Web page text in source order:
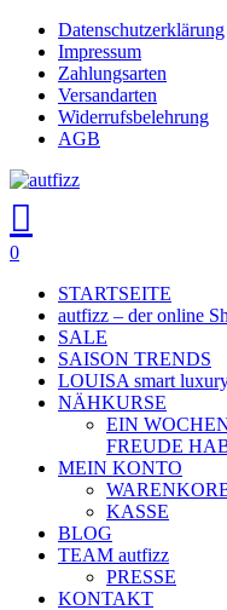
Skip
main
content
Datenschutzerklärung
Impressum
Zahlungsarten
Versandarten
Widerrufsbelehrung
AGB
search
account
0
STARTSEITE
autfizz – der online
SALE
SAISON TRENDS
LOUISA smart
NÄHKURSE
EIN
FREUDE
MEIN KONTO
KASSE
BLOG
TEAM autfizz
PRESSE
KONTAKT